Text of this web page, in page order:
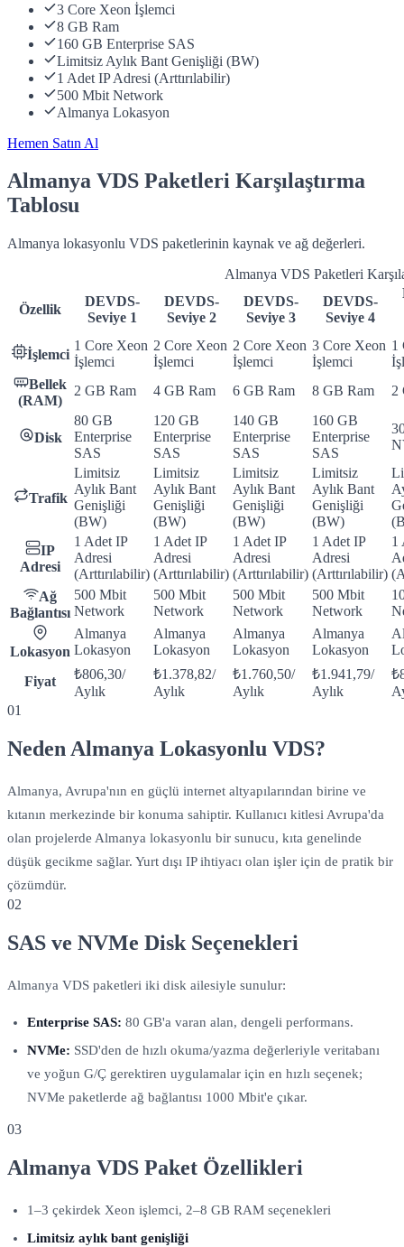
3 Core Xeon İşlemci
8 GB Ram
160 GB Enterprise SAS
Limitsiz Aylık Bant Genişliği (BW)
1 Adet IP Adresi (Arttırılabilir)
500 Mbit Network
Almanya Lokasyon
Hemen Satın Al
Almanya VDS Paketleri Karşılaştırma
Tablosu
Almanya lokasyonlu VDS paketlerinin kaynak ve ağ değerleri.
Almanya VDS Paketleri
Özellik
DEVDS-
Seviye 1
DEVDS-
Seviye 2
DEVDS-
Seviye 3
DEVDS-
Seviye 4
İşlemci
1 Core Xeon
İşlemci
2 Core Xeon
İşlemci
2 Core Xeon
İşlemci
3 Core Xeon
İşlemci
1
Bellek
(RAM)
2 GB Ram 4 GB Ram 6 GB Ram 8 GB Ram 2
Disk
80 GB
Enterprise
SAS
120 GB
Enterprise
SAS
140 GB
Enterprise
SAS
160 GB
Enterprise
SAS
Trafik
Limitsiz
Aylık Bant
Genişliği
(BW)
Limitsiz
Aylık Bant
Genişliği
(BW)
Limitsiz
Aylık Bant
Genişliği
(BW)
Limitsiz
Aylık Bant
Genişliği
(BW)
IP
Adresi
1 Adet IP
Adresi
(Arttırılabilir)
1 Adet IP
Adresi
(Arttırılabilir)
1 Adet IP
Adresi
(Arttırılabilir)
1 Adet IP
Adresi
(Arttırılabilir)
1
Ağ
Bağlantısı
500 Mbit
Network
500 Mbit
Network
500 Mbit
Network
500 Mbit
Network
Lokasyon
Almanya
Lokasyon
Almanya
Lokasyon
Almanya
Lokasyon
Almanya
Lokasyon
Fiyat ₺806,30/
Aylık
₺1.378,82/
Aylık
₺1.760,50/
Aylık
₺1.941,79/
Aylık
01
Neden Almanya Lokasyonlu VDS?
Almanya, Avrupa'nın en güçlü internet altyapılarından birine ve
kıtanın merkezinde bir konuma sahiptir. Kullanıcı kitlesi Avrupa'da
olan projelerde Almanya lokasyonlu bir sunucu, kıta genelinde
düşük gecikme sağlar. Yurt dışı IP ihtiyacı olan işler için de pratik bir
çözümdür.
02
SAS ve NVMe Disk Seçenekleri
Almanya VDS paketleri iki disk ailesiyle sunulur:
Enterprise SAS: 80 GB'a varan alan, dengeli performans.
NVMe: SSD'den de hızlı okuma/yazma değerleriyle veritabanı
ve yoğun G/Ç gerektiren uygulamalar için en hızlı seçenek;
NVMe paketlerde ağ bağlantısı 1000 Mbit'e çıkar.
03
Almanya VDS Paket Özellikleri
1–3 çekirdek Xeon işlemci, 2–8 GB RAM seçenekleri
Limitsiz aylık bant genişliği